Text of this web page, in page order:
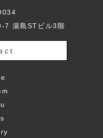
7 湯島STビル3階